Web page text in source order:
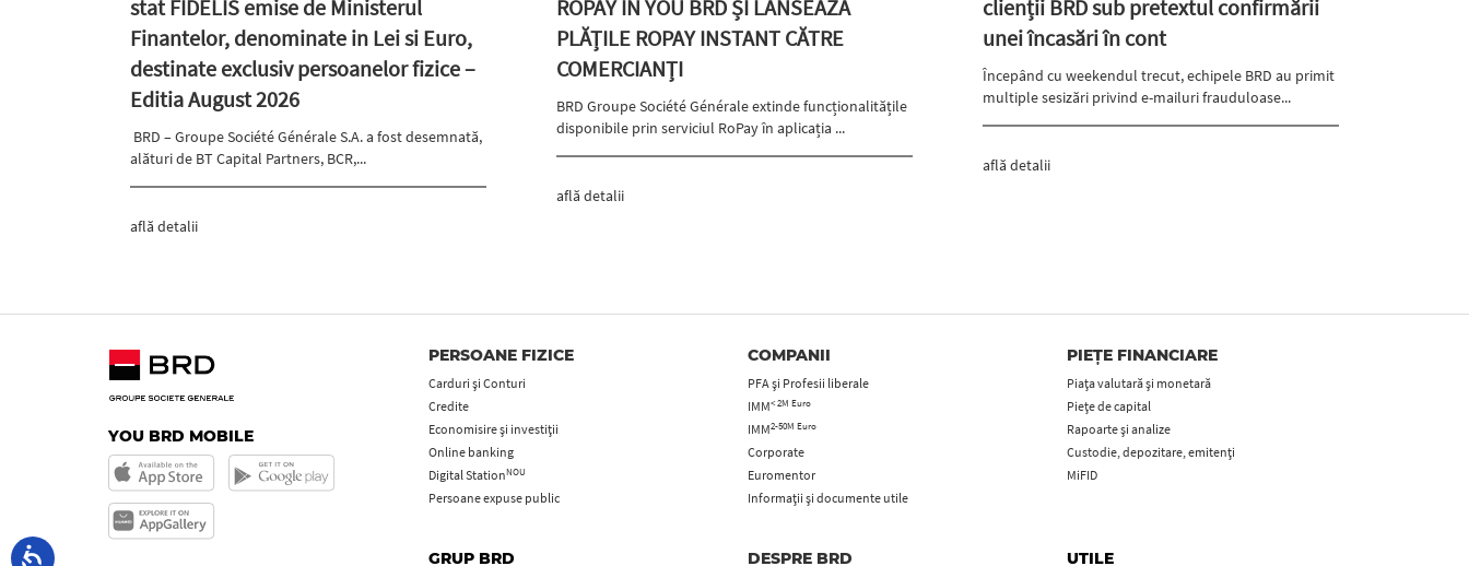
stat FIDELIS emise de Ministerul
Finantelor, denominate in Lei si Euro,
destinate exclusiv persoanelor fizice –
Editia August 2026
BRD – Groupe Société Générale S.A. a fost desemnată,
alături de BT Capital Partners, BCR,...
află detalii
ROPAY ÎN YOU BRD ȘI LANSEAZĂ
PLĂȚILE ROPAY INSTANT CĂTRE
COMERCIANȚI
BRD Groupe Société Générale extinde funcționalitățile
disponibile prin serviciul RoPay în aplicația ...
află detalii
clienții BRD sub pretextul confirmării
unei încasări în cont
Începând cu weekendul trecut, echipele BRD au primit
multiple sesizări privind e-mailuri frauduloase...
află detalii
YOU BRD MOBILE
PERSOANE FIZICE
Carduri şi Conturi
Credite
Economisire și investiții
Online banking
Digital StationNOU
Persoane expuse public
COMPANII
PFA şi Profesii liberale
IMM< 2M Euro
IMM2-50M Euro
Corporate
Euromentor
Informații și documente utile
PIEȚE FINANCIARE
Piața valutară și monetară
Piețe de capital
Rapoarte și analize
Custodie, depozitare, emitenți
MiFID
GRUP BRD DESPRE BRD UTILE